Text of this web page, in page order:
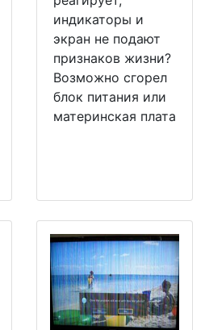
индикаторы и
экран не подают
признаков жизни?
Возможно сгорел
блок питания или
материнская плата